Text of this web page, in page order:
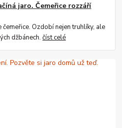
jaro. Čemeřice rozzáří
čemeřice. Ozdobí nejen truhlíky, ale
džbánech.číst celé